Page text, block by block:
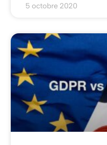
5 octobre 2020